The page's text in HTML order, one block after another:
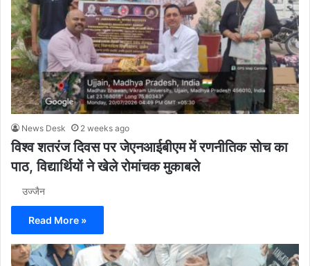
News Desk 2 weeks ago
विश्व शतरंज दिवस पर जेएनआईबीएम में रणनीतिक सोच का
पाठ, विद्यार्थियों ने खेले रोमांचक मुकाबले
उज्जैन
Read More »